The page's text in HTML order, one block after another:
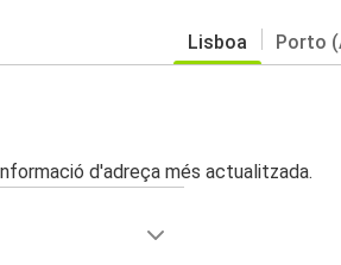
Lisboa Porto
d'adreça més actualitzada.